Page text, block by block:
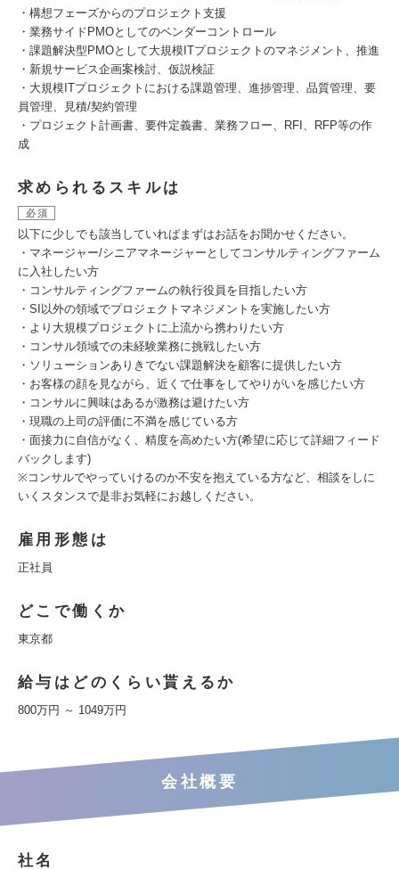
・構想フェーズからのプロジェクト支援
・業務サイドPMOとしてのベンダーコントロール
・課題解決型PMOとして大規模ITプロジェクトのマネジメント、推進
・新規サービス企画案検討、仮説検証
・大規模ITプロジェクトにおける課題管理、進捗管理、品質管理、要
員管理、見積/契約管理
・プロジェクト計画書、要件定義書、業務フロー、RFI、RFP等の作
成
求められるスキルは
必須
以下に少しでも該当していればまずはお話をお聞かせください。
・マネージャー/シニアマネージャーとしてコンサルティングファーム
に入社したい方
・コンサルティングファームの執行役員を目指したい方
・SI以外の領域でプロジェクトマネジメントを実施したい方
・より大規模プロジェクトに上流から携わりたい方
・コンサル領域での未経験業務に挑戦したい方
・ソリューションありきでない課題解決を顧客に提供したい方
・お客様の顔を見ながら、近くで仕事をしてやりがいを感じたい方
・コンサルに興味はあるが激務は避けたい方
・現職の上司の評価に不満を感じている方
・面接力に自信がなく、精度を高めたい方(希望に応じて詳細フィード
バックします)
※コンサルでやっていけるのか不安を抱えている方など、相談をしに
いくスタンスで是非お気軽にお越しください。
雇用形態は
正社員
どこで働くか
東京都
給与はどのくらい貰えるか
800万円 ～ 1049万円
会社概要
社名